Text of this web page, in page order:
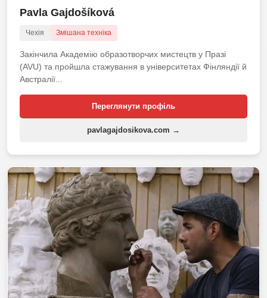
Pavla Gajdošíková
Чехія Змішана техніка
Закінчила Академію образотворчих мистецтв у Празі
(AVU) та пройшла стажування в університетах Фінляндії й
Австралії...
Переглянути профіль
pavlagajdosikova.com →